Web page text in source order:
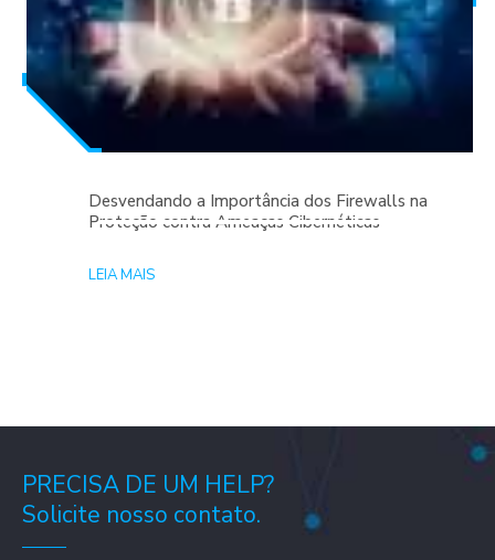
Desvendando a Importância dos Firewalls na
Proteção contra Ameaças Cibernéticas
LEIA MAIS
PRECISA DE UM HELP?
Solicite nosso contato.